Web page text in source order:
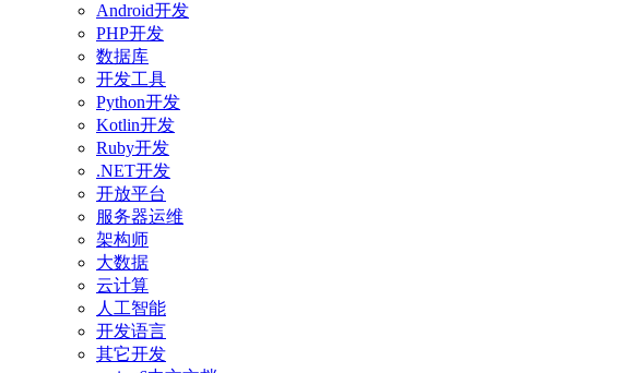
Android开发
PHP开发
数据库
开发工具
Python开发
Kotlin开发
Ruby开发
.NET开发
开放平台
服务器运维
架构师
大数据
云计算
人工智能
开发语言
其它开发